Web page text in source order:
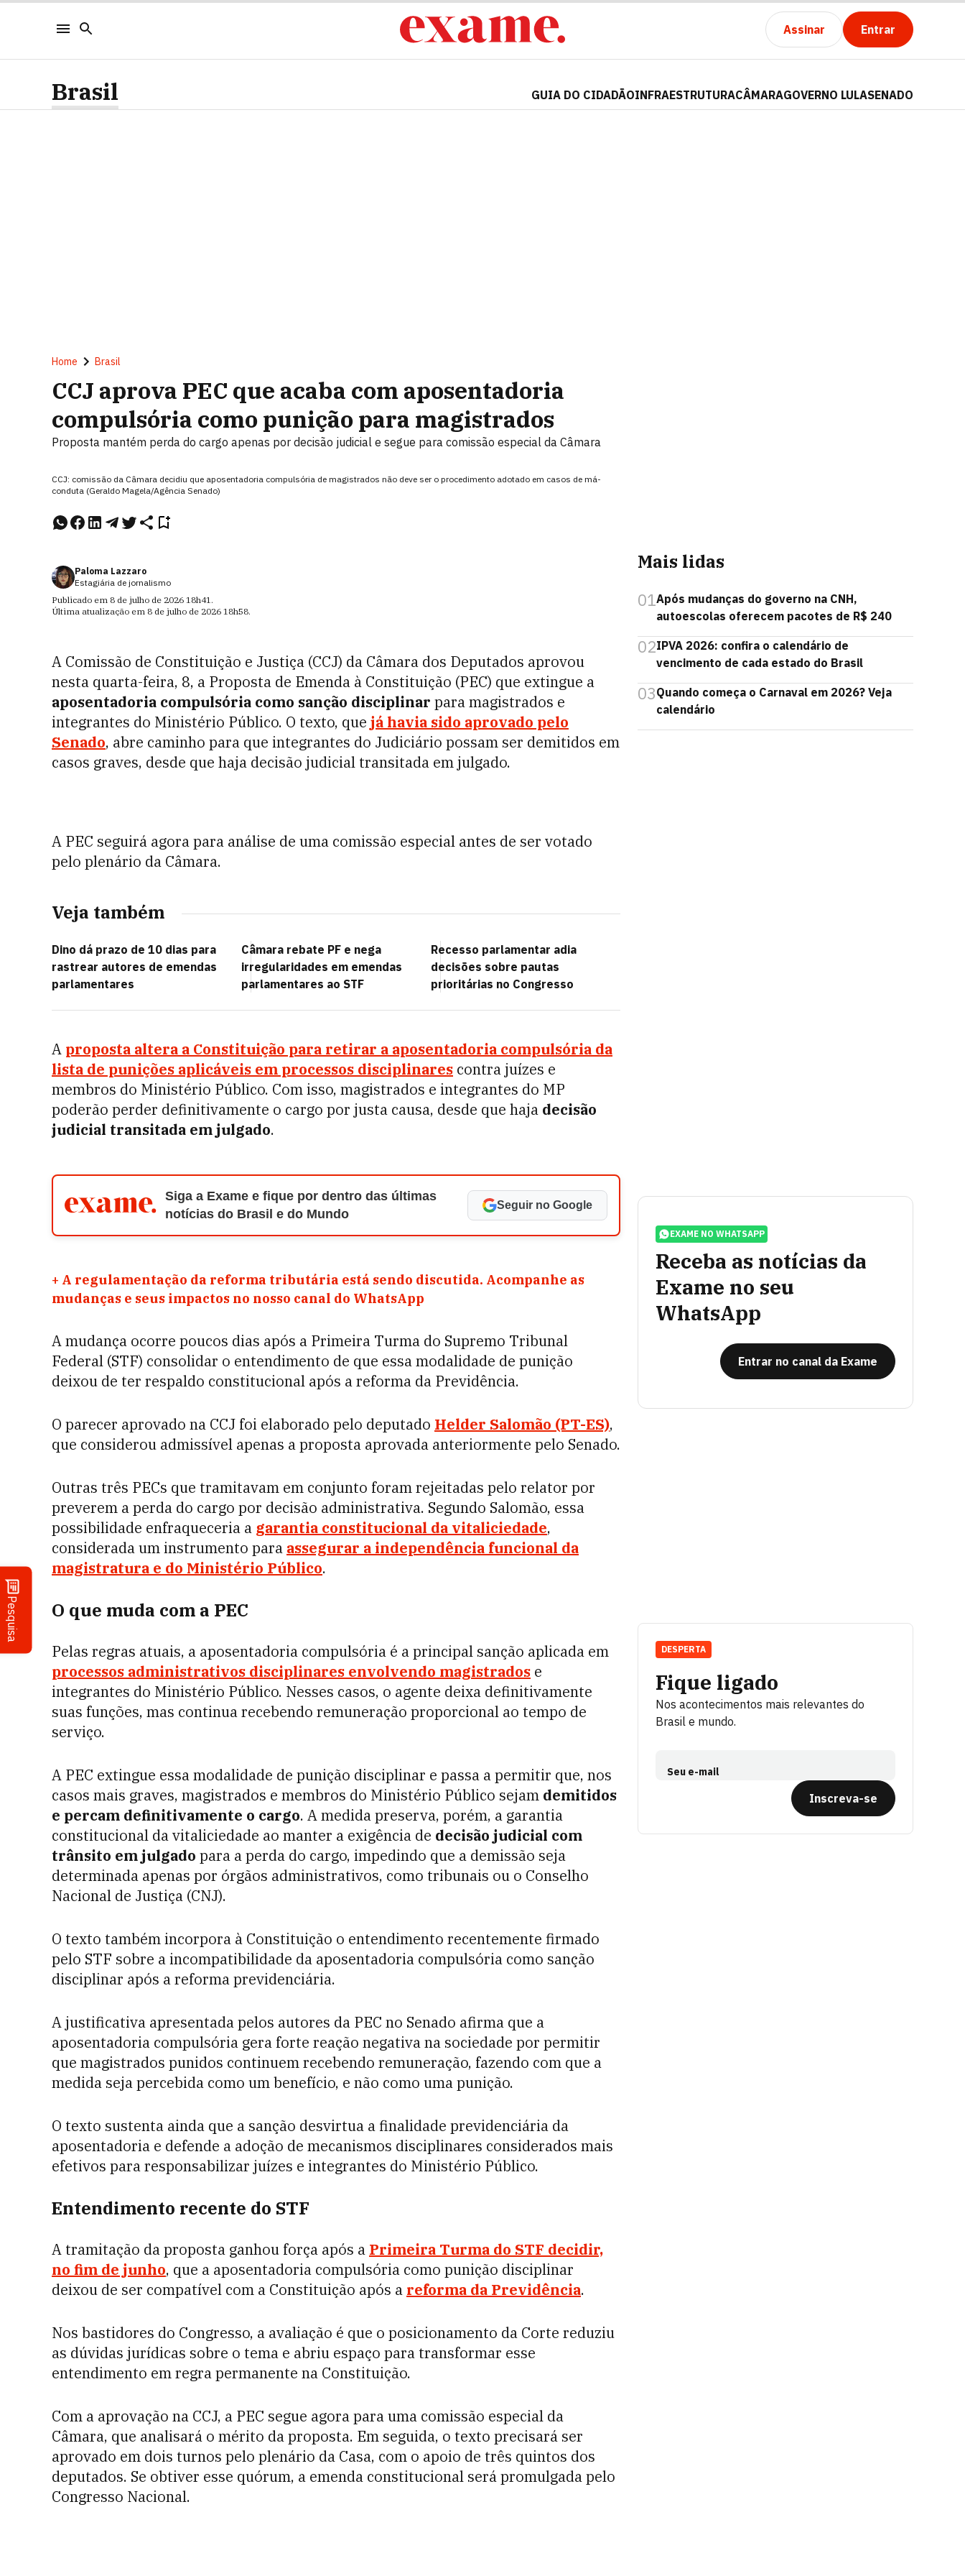
Assinar Entrar
Pesquisa
Brasil GUIA DO CIDADÃOINFRAESTRUTURACÂMARAGOVERNO LULASENADO
Home Brasil
CCJ aprova PEC que acaba com aposentadoria
compulsória como punição para magistrados
Proposta mantém perda do cargo apenas por decisão judicial e segue para comissão especial da Câmara
CCJ: comissão da Câmara decidiu que aposentadoria compulsória de magistrados não deve ser o procedimento adotado em casos de má-
conduta (Geraldo Magela/Agência Senado)
Paloma Lazzaro
Estagiária de jornalismo
Publicado em 8 de julho de 2026 18h41.
Última atualização em 8 de julho de 2026 18h58.
A Comissão de Constituição e Justiça (CCJ) da Câmara dos Deputados aprovou
nesta quarta-feira, 8, a Proposta de Emenda à Constituição (PEC) que extingue a
aposentadoria compulsória como sanção disciplinar para magistrados e
integrantes do Ministério Público. O texto, que já havia sido aprovado pelo
Senado, abre caminho para que integrantes do Judiciário possam ser demitidos em
casos graves, desde que haja decisão judicial transitada em julgado.
A PEC seguirá agora para análise de uma comissão especial antes de ser votado
pelo plenário da Câmara.
Veja também
Dino dá prazo de 10 dias para
rastrear autores de emendas
parlamentares
Câmara rebate PF e nega
irregularidades em emendas
parlamentares ao STF
Recesso parlamentar adia
decisões sobre pautas
prioritárias no Congresso
A proposta altera a Constituição para retirar a aposentadoria compulsória da
lista de punições aplicáveis em processos disciplinares contra juízes e
membros do Ministério Público. Com isso, magistrados e integrantes do MP
poderão perder definitivamente o cargo por justa causa, desde que haja decisão
judicial transitada em julgado.
Siga a Exame e fique por dentro das últimas
notícias do Brasil e do Mundo
Seguir no Google
+ A regulamentação da reforma tributária está sendo discutida. Acompanhe as
mudanças e seus impactos no nosso canal do WhatsApp
A mudança ocorre poucos dias após a Primeira Turma do Supremo Tribunal
Federal (STF) consolidar o entendimento de que essa modalidade de punição
deixou de ter respaldo constitucional após a reforma da Previdência.
O parecer aprovado na CCJ foi elaborado pelo deputado Helder Salomão (PT-ES),
que considerou admissível apenas a proposta aprovada anteriormente pelo Senado.
Outras três PECs que tramitavam em conjunto foram rejeitadas pelo relator por
preverem a perda do cargo por decisão administrativa. Segundo Salomão, essa
possibilidade enfraqueceria a garantia constitucional da vitaliciedade,
considerada um instrumento para assegurar a independência funcional da
magistratura e do Ministério Público.
O que muda com a PEC
Pelas regras atuais, a aposentadoria compulsória é a principal sanção aplicada em
processos administrativos disciplinares envolvendo magistrados e
integrantes do Ministério Público. Nesses casos, o agente deixa definitivamente
suas funções, mas continua recebendo remuneração proporcional ao tempo de
serviço.
A PEC extingue essa modalidade de punição disciplinar e passa a permitir que, nos
casos mais graves, magistrados e membros do Ministério Público sejam demitidos
e percam definitivamente o cargo. A medida preserva, porém, a garantia
constitucional da vitaliciedade ao manter a exigência de decisão judicial com
trânsito em julgado para a perda do cargo, impedindo que a demissão seja
determinada apenas por órgãos administrativos, como tribunais ou o Conselho
Nacional de Justiça (CNJ).
O texto também incorpora à Constituição o entendimento recentemente firmado
pelo STF sobre a incompatibilidade da aposentadoria compulsória como sanção
disciplinar após a reforma previdenciária.
A justificativa apresentada pelos autores da PEC no Senado afirma que a
aposentadoria compulsória gera forte reação negativa na sociedade por permitir
que magistrados punidos continuem recebendo remuneração, fazendo com que a
medida seja percebida como um benefício, e não como uma punição.
O texto sustenta ainda que a sanção desvirtua a finalidade previdenciária da
aposentadoria e defende a adoção de mecanismos disciplinares considerados mais
efetivos para responsabilizar juízes e integrantes do Ministério Público.
Entendimento recente do STF
A tramitação da proposta ganhou força após a Primeira Turma do STF decidir,
no fim de junho, que a aposentadoria compulsória como punição disciplinar
deixou de ser compatível com a Constituição após a reforma da Previdência.
Nos bastidores do Congresso, a avaliação é que o posicionamento da Corte reduziu
as dúvidas jurídicas sobre o tema e abriu espaço para transformar esse
entendimento em regra permanente na Constituição.
Com a aprovação na CCJ, a PEC segue agora para uma comissão especial da
Câmara, que analisará o mérito da proposta. Em seguida, o texto precisará ser
aprovado em dois turnos pelo plenário da Casa, com o apoio de três quintos dos
deputados. Se obtiver esse quórum, a emenda constitucional será promulgada pelo
Congresso Nacional.
Mais lidas
01Após mudanças do governo na CNH,
autoescolas oferecem pacotes de R$ 240
02IPVA 2026: confira o calendário de
vencimento de cada estado do Brasil
03Quando começa o Carnaval em 2026? Veja
calendário
EXAME NO WHATSAPP
Receba as notícias da
Exame no seu
WhatsApp
Entrar no canal da Exame
Fique ligado
Nos acontecimentos mais relevantes do
Brasil e mundo.
Seu e-mail
Inscreva-se
DESPERTA